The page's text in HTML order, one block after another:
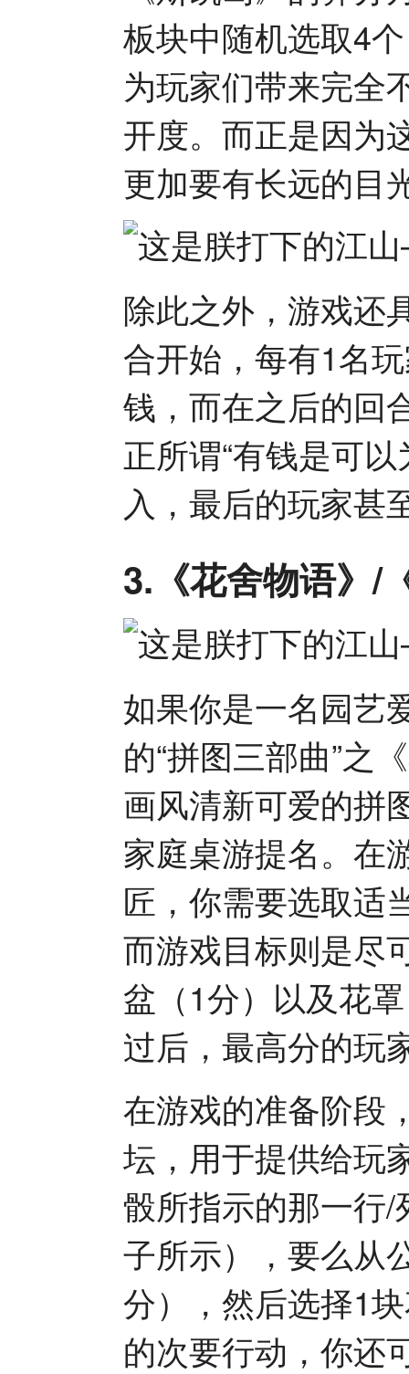
板块中随机选取4
为玩家们带来完全
开度。而正是因为
更加要有长远的目
除此之外，游戏
合开始，每有1名
钱，而在之后的回
正所谓“有钱是可
入，最后的玩家甚
3.《花舍物语》/
如果你是一名园艺
的“拼图三部曲”之
画风清新可爱的拼
家庭桌游提名。在
匠，你需要选取适
而游戏目标则是尽
盆（1分）以及花
过后，最高分的玩
在游戏的准备阶段
坛，用于提供给玩
骰所指示的那一行
子所示），要么从
分），然后选择1
的次要行动，你还